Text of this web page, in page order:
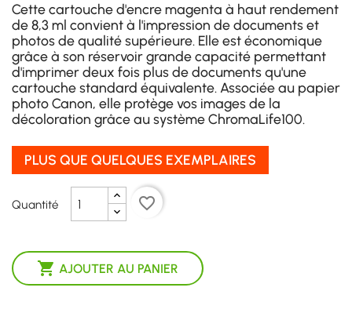
Cette cartouche d'encre magenta à haut rendement
de 8,3 ml convient à l'impression de documents et
photos de qualité supérieure. Elle est économique
grâce à son réservoir grande capacité permettant
d'imprimer deux fois plus de documents qu'une
cartouche standard équivalente. Associée au papier
photo Canon, elle protège vos images de la
décoloration grâce au système ChromaLife100.
PLUS QUE QUELQUES EXEMPLAIRES
Quantité
 AJOUTER AU PANIER
favorite_border